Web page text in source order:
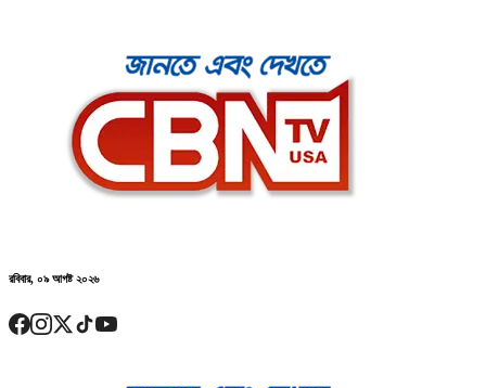
রবিবার, ০৯ আগষ্ট ২০২৬